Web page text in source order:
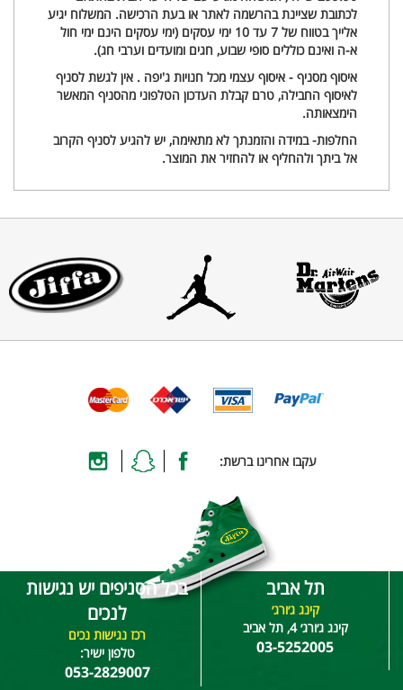
לכתובת שציינת בהרשמה לאתר או בעת הרכישה. המשלוח יגיע
אלייך בטווח של 7 עד 10 ימי עסקים (ימי עסקים הינם ימי חול
א-ה ואינם כוללים סופי שבוע, חגים ומועדים וערבי חג).
איסוף מסניף - איסוף עצמי מכל חנויות ג'יפה . אין לגשת לסניף
לאיסוף החבילה, טרם קבלת העדכון הטלפוני מהסניף המאשר
הימצאותה.
החלפות- במידה והזמנתך לא מתאימה, יש להגיע לסניף הקרוב
אל ביתך ולהחליף או להחזיר את המוצר.
עקבו אחרינו ברשת:
תל אביב
קינג ג׳ורג׳
קינג ג׳ורג׳ 4, תל אביב
03-5252005
בכל הסניפים יש נגישות
לנכים
רכז נגישות נכים
טלפון ישיר:
053-2829007